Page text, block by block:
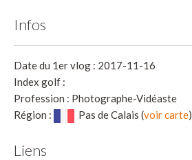
Infos
Date du 1er vlog : 2017-11-16
Index golf :
Profession : Photographe-Vidéaste
Région :
Pas de Calais (voir carte)
Liens